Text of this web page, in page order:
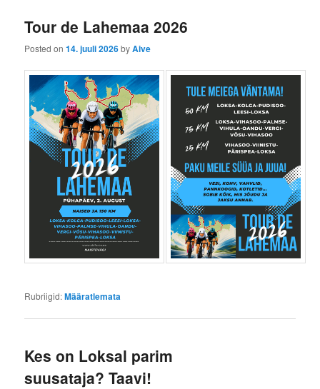
Tour de Lahemaa 2026
Posted on14. juuli 2026byAive
Rubriigid:Määratlemata
Kes on Loksal parim
suusataja? Taavi!